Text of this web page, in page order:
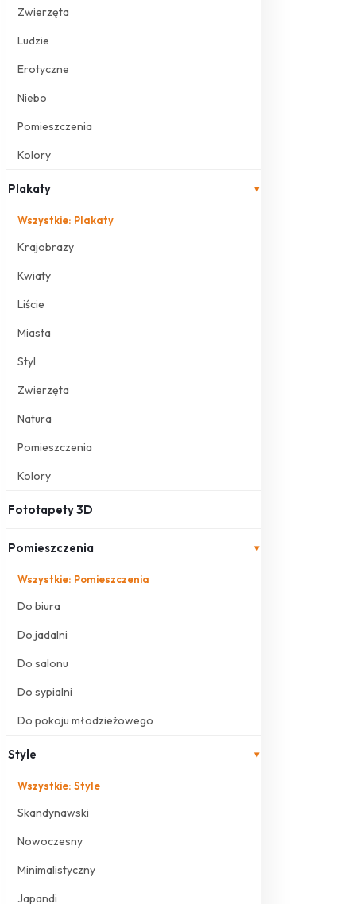
Zwierzęta
Ludzie
Erotyczne
Niebo
Pomieszczenia
Kolory
Plakaty ▾
Wszystkie: Plakaty
Krajobrazy
Kwiaty
Liście
Miasta
Styl
Zwierzęta
Natura
Pomieszczenia
Kolory
Fototapety 3D
Pomieszczenia ▾
Wszystkie: Pomieszczenia
Do biura
Do jadalni
Do salonu
Do sypialni
Do pokoju młodzieżowego
Style ▾
Wszystkie: Style
Skandynawski
Nowoczesny
Minimalistyczny
Japandi